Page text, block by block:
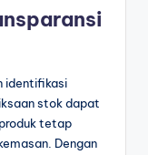
identifikasi
stok dapat
tetap
Dengan